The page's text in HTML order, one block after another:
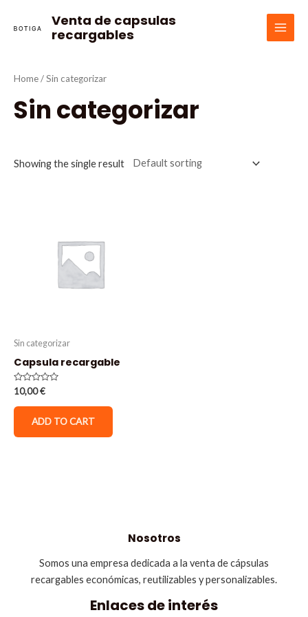
Venta de capsulas
recargables
Home/ Sin categorizar
Sin categorizar
Showing the single result
Sin categorizar
Capsula recargable
Rated
0
out
10,00€
ADD TO CART
Nosotros
Somos una empresa dedicada a la venta de cápsulas
recargables económicas, reutilizables y personalizables.
Enlaces de interés